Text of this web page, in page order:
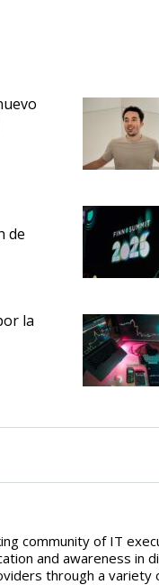
de
la
community of IT
and awareness in
through a